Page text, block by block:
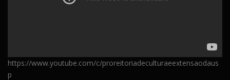
https://www.youtube.com/c/proreitoriadeculturaeextensaodaus
p